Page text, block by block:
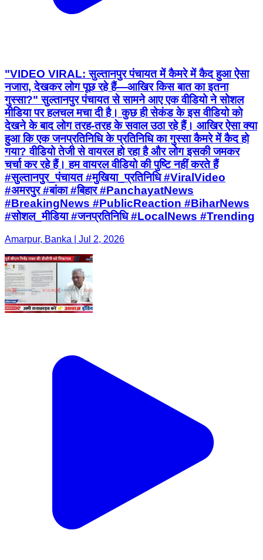
"VIDEO VIRAL: सुल्तानपुर पंचायत में कैमरे में कैद हुआ ऐसा
नजारा, देखकर लोग पूछ रहे हैं—आखिर किस बात का इतना
गुस्सा?" सुल्तानपुर पंचायत से सामने आए एक वीडियो ने सोशल
मीडिया पर हलचल मचा दी है। कुछ ही सेकंड के इस वीडियो को
देखने के बाद लोग तरह-तरह के सवाल उठा रहे हैं। आखिर ऐसा क्या
हुआ कि एक जनप्रतिनिधि के प्रतिनिधि का गुस्सा कैमरे में कैद हो
गया? वीडियो तेजी से वायरल हो रहा है और लोग इसकी जमकर
चर्चा कर रहे हैं। हम वायरल वीडियो की पुष्टि नहीं करते हैं
#सुल्तानपुर_पंचायत #मुखिया_प्रतिनिधि #ViralVideo
#अमरपुर #बांका #बिहार #PanchayatNews
#BreakingNews #PublicReaction #BiharNews
#सोशल_मीडिया #जनप्रतिनिधि #LocalNews #Trending
Amarpur, Banka | Jul 2, 2026